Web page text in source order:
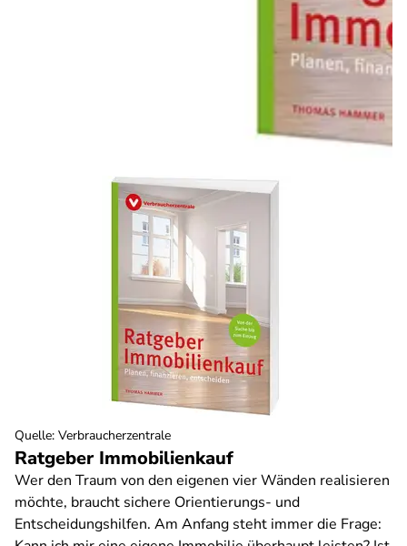
Ratgeber Immobilienkauf
Wer den Traum von den eigenen vier Wänden realisieren
möchte, braucht sichere Orientierungs- und
Entscheidungshilfen. Am Anfang steht immer die Frage:
Quelle: Verbraucherzentrale